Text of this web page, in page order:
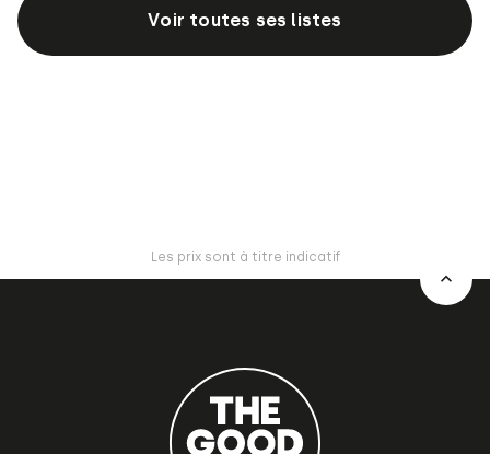
Voir toutes ses listes
Les prix sont à titre indicatif